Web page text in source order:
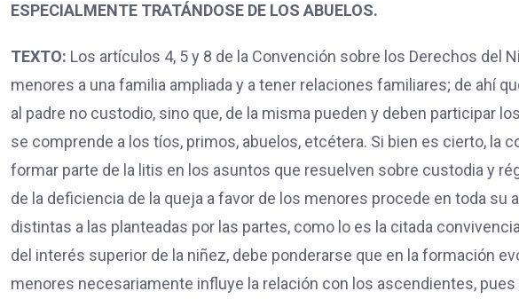
ESPECIALMENTE TRATÁNDOSE DE LOS ABUELOS.
TEXTO: Los artículos 4, 5 y 8 de la Convención sobre los Derechos del
menores a una familia ampliada y a tener relaciones familiares; de ahí
al padre no custodio, sino que, de la misma pueden y deben participar
se comprende a los tíos, primos, abuelos, etcétera. Si bien es cierto, la
formar parte de la litis en los asuntos que resuelven sobre custodia y
de la deficiencia de la queja a favor de los menores procede en toda su
distintas a las planteadas por las partes, como lo es la citada
del interés superior de la niñez, debe ponderarse que en la formación
menores necesariamente influye la relación con los ascendientes,